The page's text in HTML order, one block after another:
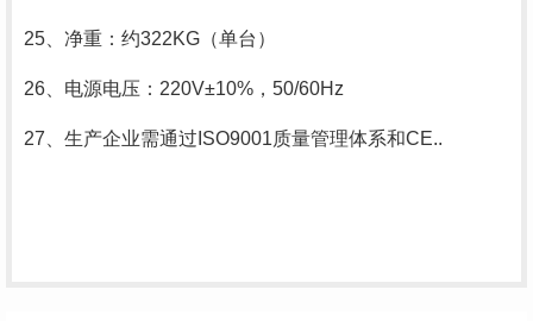
25、净重：约322KG（单台）
26、电源电压：220V±10%，50/60Hz
27、生产企业需通过ISO9001质量管理体系和CE..